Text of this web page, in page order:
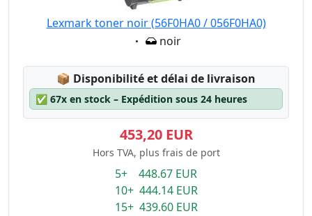
Lexmark toner noir (56F0HA0 / 056F0HA0)
Eigenschaft:
noir
📦 Lagerstatus:
Disponibilité et délai de livraison
✅ 67x en stock – Expédition sous 24 heures
453,20 EUR
Hors TVA, plus frais de port
5+ 448.67 EUR
10+ 444.14 EUR
15+ 439.60 EUR